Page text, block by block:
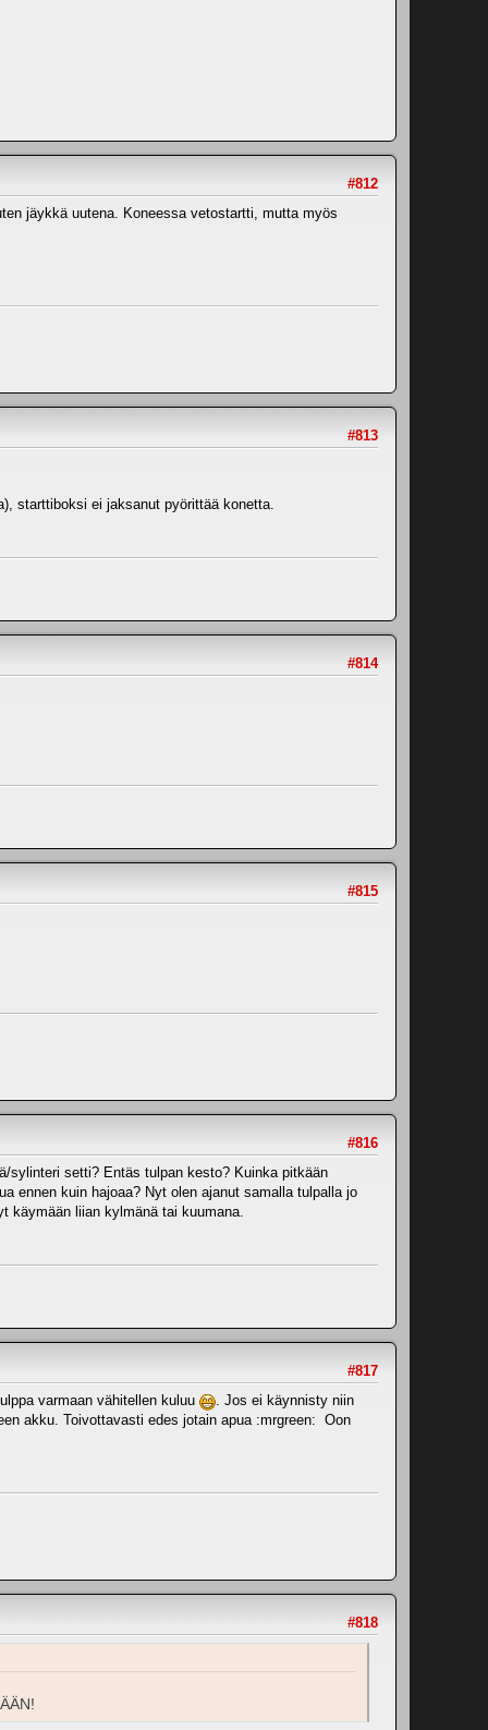
#812
jäykkä uutena. Koneessa vetostartti, mutta myös
#813
starttiboksi ei jaksanut pyörittää konetta.
#814
#815
#816
sylinteri setti? Entäs tulpan kesto? Kuinka pitkään
ennen kuin hajoaa? Nyt olen ajanut samalla tulpalla jo
käymään liian kylmänä tai kuumana.
#817
varmaan vähitellen kuluu
. Jos ei käynnisty niin
akku. Toivottavasti edes jotain apua :mrgreen: Oon
#818